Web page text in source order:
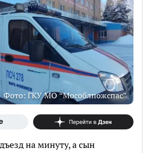
Фото: ГКУ МО “Мособлпожспас”
на минуту, а сын